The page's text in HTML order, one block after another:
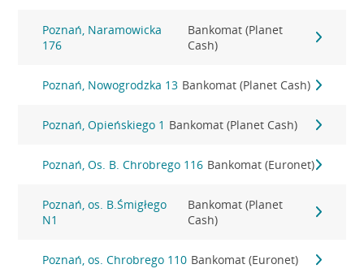
Poznań, Naramowicka
176
Bankomat (Planet
Cash)
Poznań, Nowogrodzka 13 Bankomat (Planet Cash)
Poznań, Opieńskiego 1 Bankomat (Planet Cash)
Poznań, Os. B. Chrobrego 116 Bankomat (Euronet)
Poznań, os. B.Śmigłego
N1
Bankomat (Planet
Cash)
Poznań, os. Chrobrego 110 Bankomat (Euronet)